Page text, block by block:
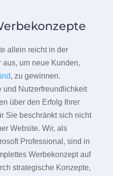
allein reicht in der
aus, um neue Kunden,
, zu gewinnen.
und Nutzerfreundlichkeit
über den Erfolg Ihrer
Sie beschränkt sich nicht
Website. Wir, als
Professional, sind in
Werbekonzept auf
strategische Konzepte,